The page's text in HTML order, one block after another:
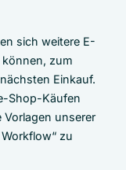
sich weitere E-
können, zum
Einkauf.
Shop-Käufen
Vorlagen unserer
zu